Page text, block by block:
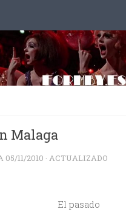
Malaga
05/11/2010 · ACTUALIZADO
El pasado